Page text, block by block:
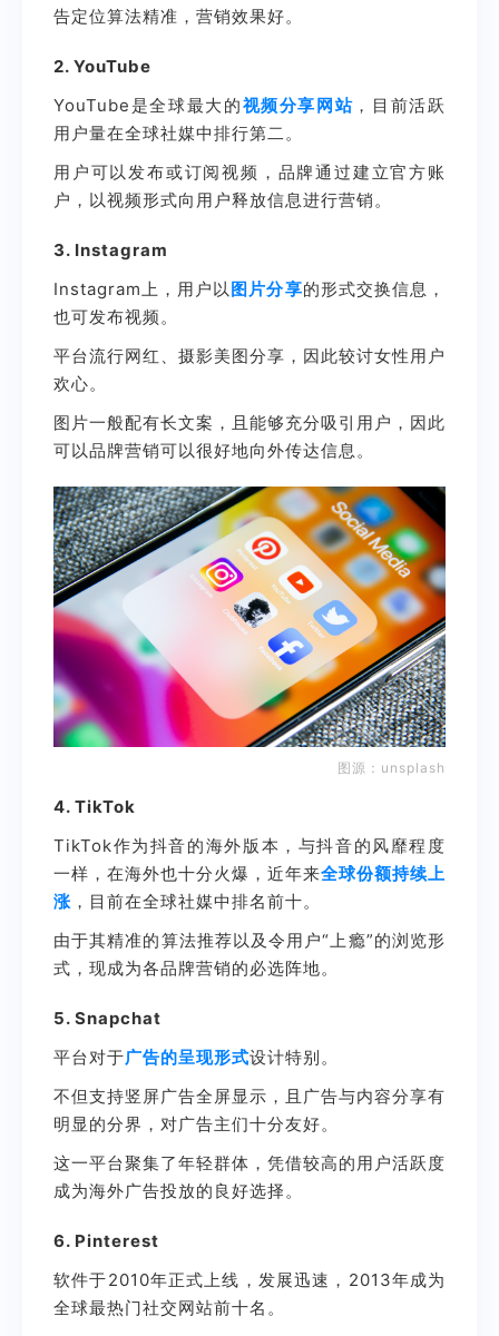
告定位算法精准，营销效果好。
2. YouTube
YouTube是全球最大的视频分享网站 ，目前活跃
用户量在全球社媒中排行第二。
用户可以发布或订阅视频，品牌通过建立官方账
户，以视频形式向用户释放信息进行营销。
3. Instagram
Instagram上，用户以 图片分享的形式交换信息，
也可发布视频。
平台流行网红、摄影美图分享，因此较讨女性用户
欢心。
图片一般配有长文案，且能够充分吸引用户，因此
可以品牌营销可以很好地向外传达信息。
图源： unsplash
4. TikTok
TikTok作为抖音的海外版本，与抖音的风靡程度
一样，在海外也十分火爆，近年来全球份额持续上
涨 ，目前在全球社媒中排名前十。
由于其精准的算法推荐以及令用户“上瘾”的浏览形
式，现成为各品牌营销的必选阵地。
5. Snapchat
平台对于广告的呈现形式设计特别。
不但支持竖屏广告全屏显示，且广告与内容分享有
明显的分界，对广告主们十分友好。
这一平台聚集了年轻群体，凭借较高的用户活跃度
成为海外广告投放的良好选择。
6. Pinterest
软件于2010年正式上线，发展迅速，2013年成为
全球最热门社交网站前十名。